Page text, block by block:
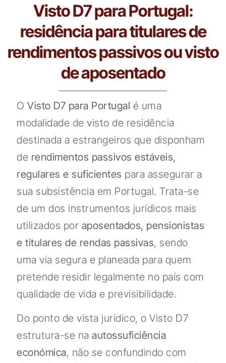
Visto D7 para Portugal:
residência para titulares de
rendimentos passivos ou visto
de aposentado
O Visto D7 para Portugal é uma
modalidade de visto de residência
destinada a estrangeiros que disponham
de rendimentos passivos estáveis,
regulares e suficientes para assegurar a
sua subsistência em Portugal. Trata-se
de um dos instrumentos jurídicos mais
utilizados por aposentados, pensionistas
e titulares de rendas passivas, sendo
uma via segura e planeada para quem
pretende residir legalmente no país com
qualidade de vida e previsibilidade.
Do ponto de vista jurídico, o Visto D7
estrutura-se na autossuficiência
económica, não se confundindo com